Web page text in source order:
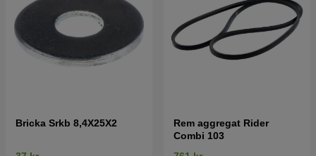
Bricka Srkb 8,4X25X2
Rem aggregat Rider
Combi 103